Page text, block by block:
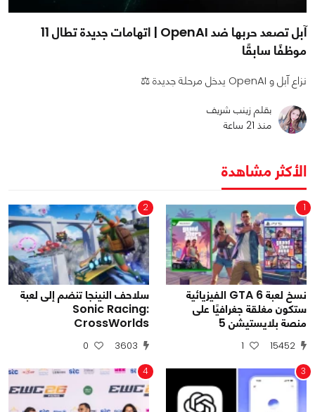
آبل تصعد حربها ضد OpenAI | اتهامات جديدة تطال 11
موظفًا سابقًا
نزاع آبل و OpenAI يدخل مرحلة جديدة ⚖️
بقلم زينب شريف
منذ 21 ساعة
الأكثر مشاهدة
1
نسخ لعبة GTA 6 الفيزيائية
ستكون مغلقة جغرافيًا على
منصة بلايستيشن 5
15452
1
2
سلاحف النينجا تنضم إلى لعبة
Sonic Racing:
CrossWorlds
3603
0
3
4